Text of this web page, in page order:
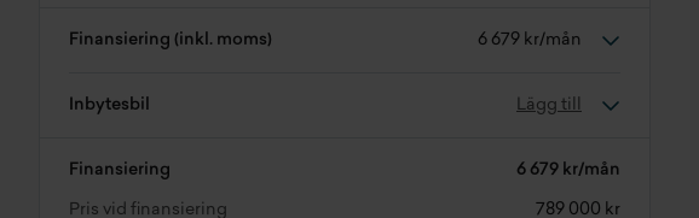
Finansiering (inkl. moms) 6 679 kr/mån
Inbytesbil Lägg till
Finansiering 6 679 kr/mån
Pris vid finansiering 789 000 kr